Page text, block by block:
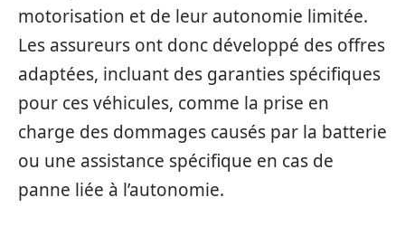
motorisation et de leur autonomie limitée.
Les assureurs ont donc développé des offres
adaptées, incluant des garanties spécifiques
pour ces véhicules, comme la prise en
charge des dommages causés par la batterie
ou une assistance spécifique en cas de
panne liée à l’autonomie.